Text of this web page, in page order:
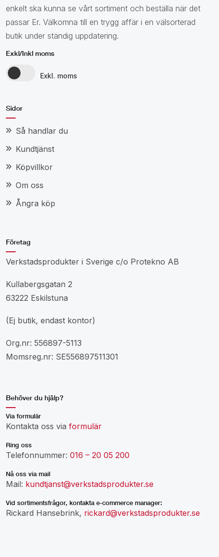
enkelt ska kunna se vårt sortiment och beställa när det
passar Er. Välkomna till en trygg affär i en välsorterad
butik under ständig uppdatering.
Exkl/Inkl moms
Exkl. moms
Sidor
Så handlar du
Kundtjänst
Köpvillkor
Om oss
Ångra köp
Företag
Verkstadsprodukter i Sverige c/o Protekno AB
Kullabergsgatan 2
63222 Eskilstuna
(Ej butik, endast kontor)
Org.nr: 556897-5113
Momsreg.nr: SE556897511301
Behöver du hjälp?
Via formulär
Kontakta oss via formulär
Ring oss
Telefonnummer: 016 – 20 05 200
Nå oss via mail
Mail: kundtjanst@verkstadsprodukter.se
Vid sortimentsfrågor, kontakta e-commerce manager:
Rickard Hansebrink, rickard@verkstadsprodukter.se